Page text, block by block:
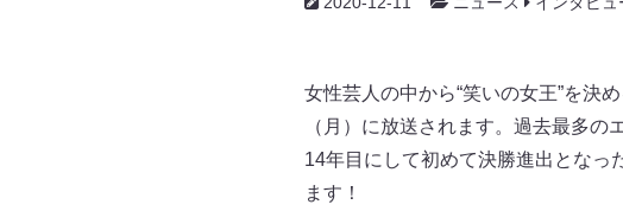
女性芸人の中から“笑いの女王”を決
（月）に放送されます。過去最多
14年目にして初めて決勝進出となっ
ます！